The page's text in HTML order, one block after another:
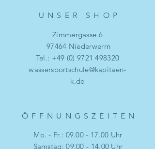
UNSER SHO P
Zimmergasse 6
97464 Niederwerrn
Tel.: +49 (0) 9721 498320
wassersportschule@kapitaen-
k.de
ÖFFNUNGSZEITE N
Mo. - Fr.: 09.00 - 17.00 Uhr
​​Samstag: 09.00 - 14.00 Uhr